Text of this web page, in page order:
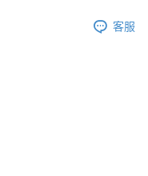
客服